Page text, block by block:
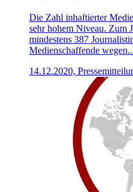
Die Zahl inhaftierter
sehr hohem Niveau. Zum
mindestens 387
Medienschaffende
14.12.2020,